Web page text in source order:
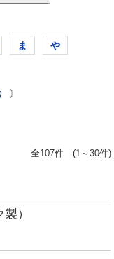
ま や
〕
全107件 (1～30件)
）